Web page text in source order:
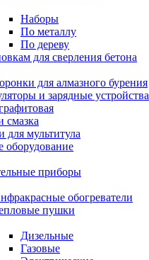
Наборы
По металлу
По дереву
для сверления бетона
для алмазного бурения
и зарядные устройства
смазка
для мультитула
оборудование
приборы
обогреватели
пушки
Дизельные
Газовые